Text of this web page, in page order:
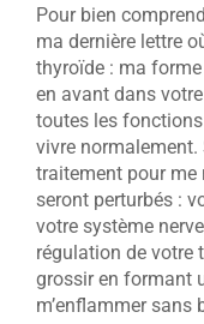
Pour bien
ma dernière lettre
thyroïde : ma
en avant dans
toutes les
vivre
traitement pour me
seront perturbés :
votre système
régulation de votre
grossir en formant
m’enflammer sans